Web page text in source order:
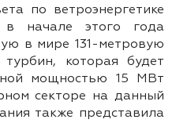
по ветроэнергетике
начале этого года
в мире 131-метровую
которая будет
мощностью 15 МВт
секторе на данный
также представила